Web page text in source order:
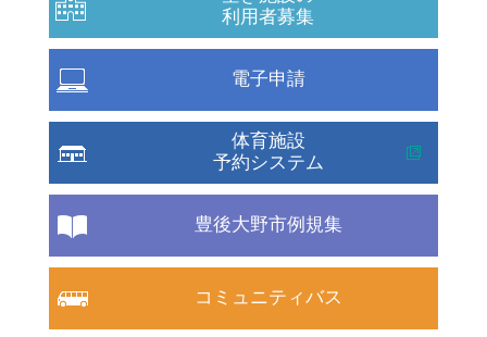
利用者募集
電子申請
体育施設
予約システム
豊後大野市例規集
コミュニティバス